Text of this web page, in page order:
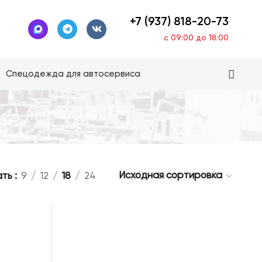
+7 (937) 818-20-73
с 09:00 до 18:00
Спецодежда для автосервиса
9 12 18 24